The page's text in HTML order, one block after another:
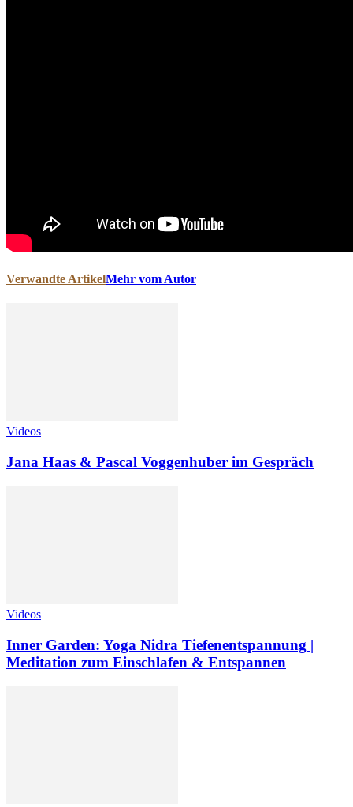
Verwandte ArtikelMehr vom Autor
Videos
Jana Haas & Pascal Voggenhuber im Gespräch
Videos
Inner Garden: Yoga Nidra Tiefenentspannung |
Meditation zum Einschlafen & Entspannen